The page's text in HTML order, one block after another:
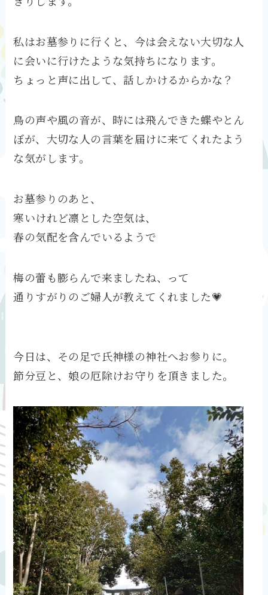
私はお墓参りに行くと、今は会えない大切な人
に会いに行けたような気持ちになります。
ちょっと声に出して、話しかけるからかな？
鳥の声や風の音が、時には飛んできた蝶やとん
ぼが、大切な人の言葉を届けに来てくれたよう
な気がします。
お墓参りのあと、
寒いけれど凛とした空気は、
春の気配を含んでいるようで
梅の蕾も膨らんで来ましたね、って
通りすがりのご婦人が教えてくれました💗
今日は、その足で氏神様の神社へお参りに。
節分豆と、娘の厄除けお守りを頂きました。